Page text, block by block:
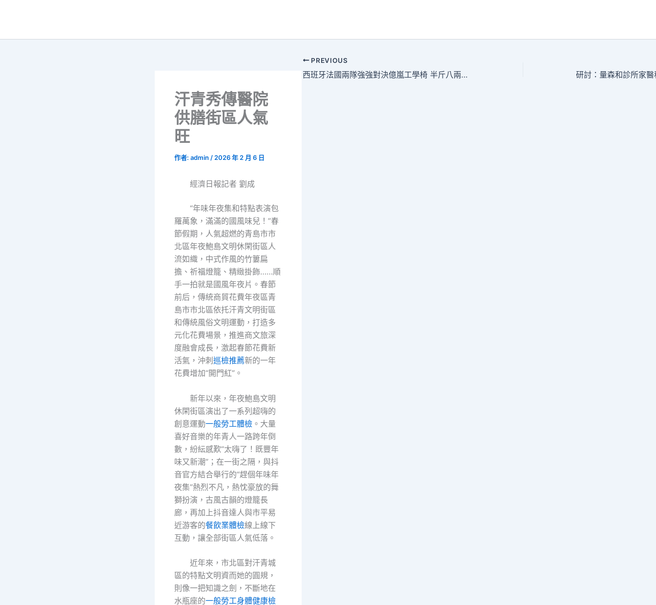
汗青秀傳醫院
供膳街區人氣
旺
作者: admin / 2026 年 2 月 6 日
經濟日報記者 劉成
“年味年夜集和特點表演包
羅萬象，滿滿的國風味兒！”春
節假期，人氣超燃的青島市市
北區年夜鮑島文明休閑街區人
流如織，中式作風的竹簍扁
擔、祈福燈籠、精緻掛飾……順
手一拍就是國風年夜片。春節
前后，傳統商貿花費年夜區青
島市市北區依托汗青文明街區
和傳統風俗文明運動，打造多
元化花費場景，推進商文旅深
度融會成長，激起春節花費新
活氣，沖刺 巡檢推薦新的一年
花費增加“開門紅”。
新年以來，年夜鮑島文明
休閑街區演出了一系列超嗨的
創意運動一般勞工體檢 。大量
喜好音樂的年青人一路跨年倒
數，紛紜感歎“太嗨了！既豐年
味又新潮”；在一街之隔，與抖
音官方結合舉行的“趕個年味年
夜集”熱烈不凡，熱忱豪放的舞
獅扮演，古風古韻的燈籠長
廊，再加上抖音達人與市平易
近游客的餐飲業體檢線上線下
互動，讓全部街區人氣低落。
近年來，市北區對汗青城
區的特點文明資而她的圓規，
則像一把知識之劍，不斷地在
水瓶座的一般勞工身體健康檢
PREVIOUS
西班牙法國兩隊強強對決億嵐工學椅 半斤八兩 難定勝敗